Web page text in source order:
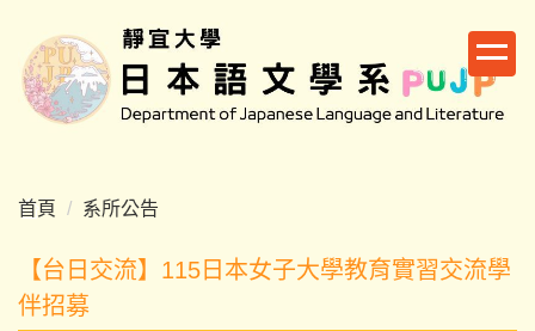
主
要
首頁
系所公告
【台日交流】115日本女子大學教育實習交流學
伴招募